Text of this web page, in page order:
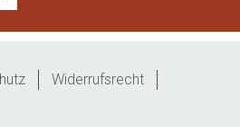
Widerrufsrecht